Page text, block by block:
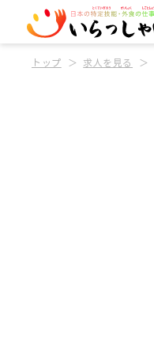
トップ 求人を見る